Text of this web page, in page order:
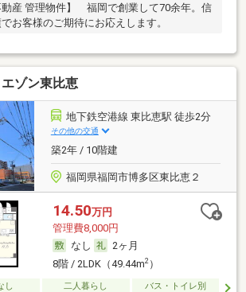
動産 管理物件】 福岡で創業して70余年。信
お客様のご期待にお応えします。
エゾン東比恵
地下鉄空港線 東比恵駅 徒歩2分
その他の交通
築2年 / 10階建
福岡県福岡市博多区東比恵２
14.50万円
管理費8,000円
なし
2ヶ月
8階 / 2LDK（49.44m2）
し 二人暮らし バス・トイレ別